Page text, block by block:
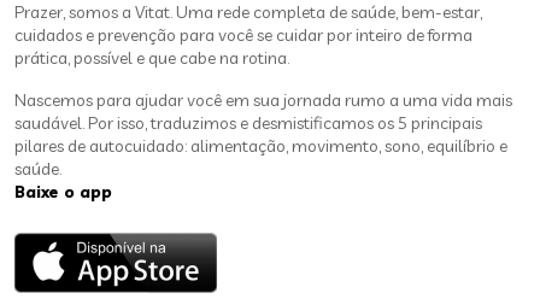
Prazer, somos a Vitat. Uma rede completa de saúde, bem-estar,
cuidados e prevenção para você se cuidar por inteiro de forma
prática, possível e que cabe na rotina.
Nascemos para ajudar você em sua jornada rumo a uma vida mais
saudável. Por isso, traduzimos e desmistificamos os 5 principais
pilares de autocuidado: alimentação, movimento, sono, equilíbrio e
saúde.
Baixe o app